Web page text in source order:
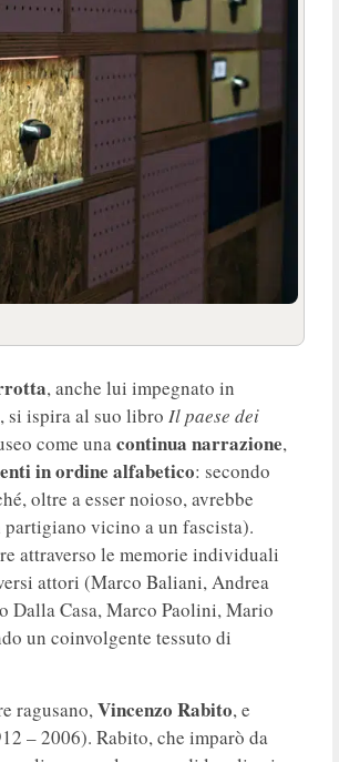
, anche lui impegnato in
si ispira al suo libro Il paese dei
come unacontinua narrazione,
in ordine alfabetico: secondo
oltre a esser noioso, avrebbe
vicino a un fascista).
attraverso le memorie individuali
attori (Marco Baliani, Andrea
Dalla Casa, Marco Paolini, Mario
un coinvolgente tessuto di
ragusano,Vincenzo Rabito, e
– 2006). Rabito, che imparò da